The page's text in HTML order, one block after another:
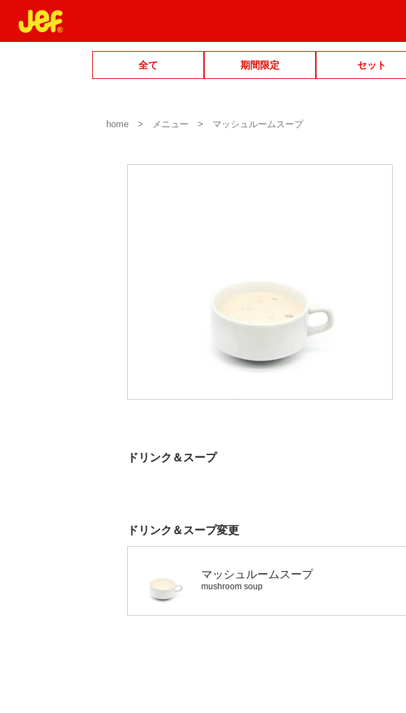
全て 期間限定 セット
home メニュー マッシュルームスープ
ドリンク＆スープ
ドリンク＆スープ変更
マッシュルームスープ
mushroom soup